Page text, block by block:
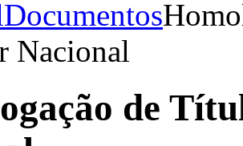
Documentos
Nacional
de